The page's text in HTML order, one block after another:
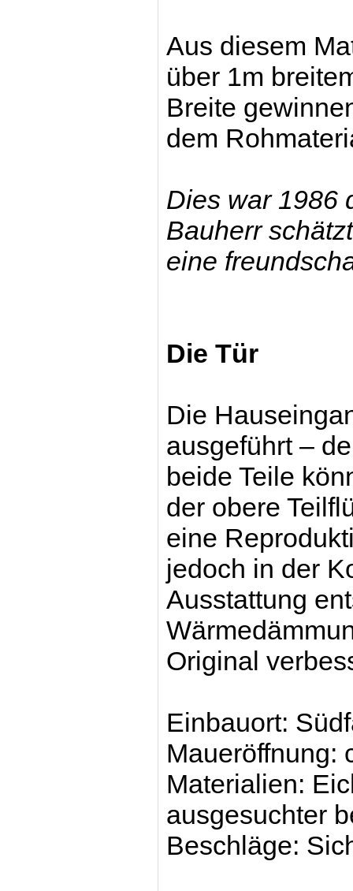
Aus diesem
über 1m
Breite
dem
Dies war 1986
Bauherr
eine
Die Tür
Die
ausgeführt –
beide Teile
der obere
eine
jedoch in der
Ausstattung
Original
Einbauort:
Maueröffnung:
Materialien:
ausgesuchter
Beschläge: